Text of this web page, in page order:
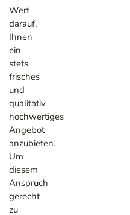
Wert
darauf,
Ihnen
ein
stets
frisches
und
qualitativ
hochwertiges
Angebot
anzubieten.
Um
diesem
Anspruch
gerecht
zu